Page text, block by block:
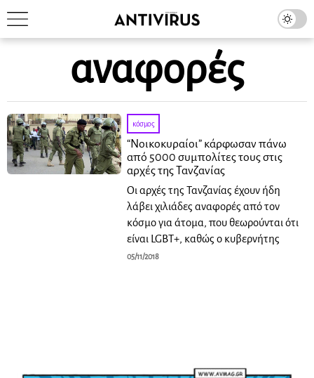
αναφορές
κόσμος
“Νοικοκυραίοι” κάρφωσαν πάνω
από 5000 συμπολίτες τους στις
αρχές της Τανζανίας
Οι αρχές της Τανζανίας έχουν ήδη
λάβει χιλιάδες αναφορές από τον
κόσμο για άτομα, που θεωρούνται ότι
είναι LGBT+, καθώς ο κυβερνήτης
05/11/2018